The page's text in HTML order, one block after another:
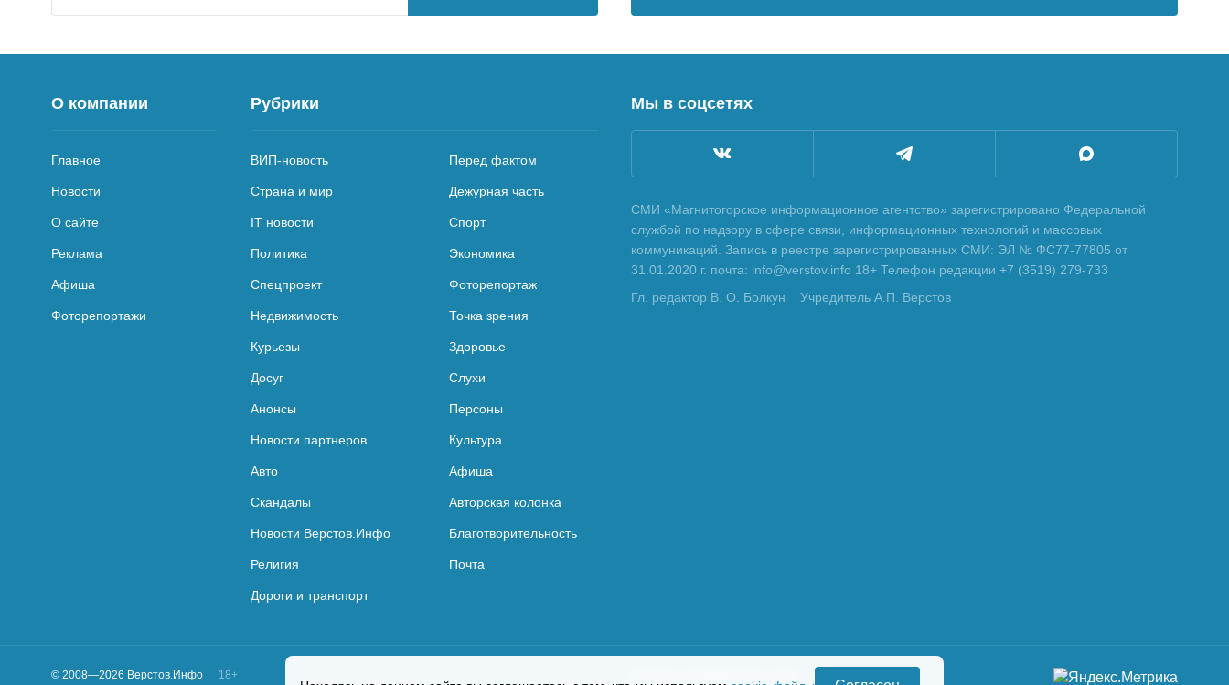
О компании
Главное
Новости
О сайте
Реклама
Афиша
Фоторепортажи
Рубрики
ВИП-новость Перед фактом
Страна и мир Дежурная часть
IT новости Спорт
Политика Экономика
Спецпроект Фоторепортаж
Недвижимость Точка зрения
Курьезы Здоровье
Досуг Слухи
Анонсы Персоны
Новости партнеров Культура
Авто Афиша
Скандалы Авторская колонка
Новости Верстов.Инфо Благотворительность
Религия Почта
Дороги и транспорт
Мы в соцсетях
СМИ «Магнитогорское информационное агентство» зарегистрировано Федеральной
службой по надзору в сфере связи, информационных технологий и массовых
коммуникаций. Запись в реестре зарегистрированных СМИ: ЭЛ № ФС77-77805 от
31.01.2020 г. почта: info@verstov.info 18+ Телефон редакции +7 (3519) 279-733
Гл. редактор В. О. Болкун
Учредитель А.П. Верстов
© 2008—2026 Верстов.Инфо 18+